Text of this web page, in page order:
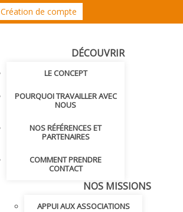
Création de compte
DÉCOUVRIR
LE CONCEPT
POURQUOI TRAVAILLER AVEC
NOUS
NOS RÉFÉRENCES ET
PARTENAIRES
COMMENT PRENDRE
CONTACT
NOS MISSIONS
APPUI AUX ASSOCIATIONS